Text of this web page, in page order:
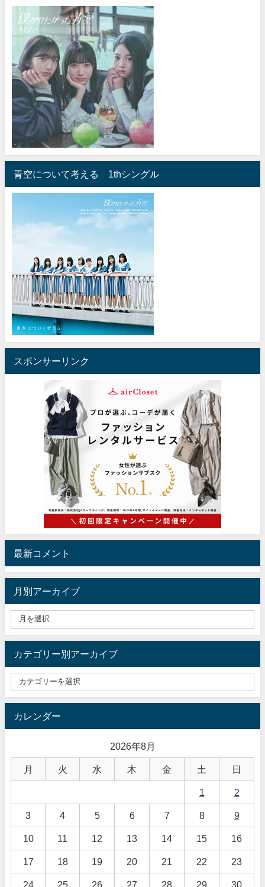
青空について考える 1thシングル
スポンサーリンク
最新コメント
月別アーカイブ
カテゴリー別アーカイブ
カレンダー
2026年8月
月 火 水 木 金 土 日
1 2
3 4 5 6 7 8 9
10 11 12 13 14 15 16
17 18 19 20 21 22 23
24 25 26 27 28 29 30